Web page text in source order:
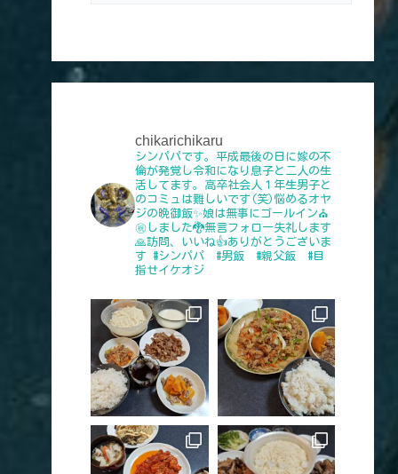
chikarichikaru
シンパパです。平成最後の日に嫁の不
倫が発覚し令和になり息子と二人の生
活してます。高卒社会人１年生男子と
のコミュは難しいです(笑)悩めるオヤ
ジの晩御飯✨娘は無事にゴールイン⛪
㊗️しました🐉無言フォロー失礼します
🙏訪問、いいね👍️ありがとうございま
す #シンパパ #男飯 #親父飯 #目
指せイケオジ